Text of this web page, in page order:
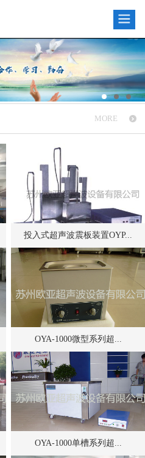
MORE
投入式超声波震板装置OYP...
OYA-1000微型系列超...
OYA-1000单槽系列超...